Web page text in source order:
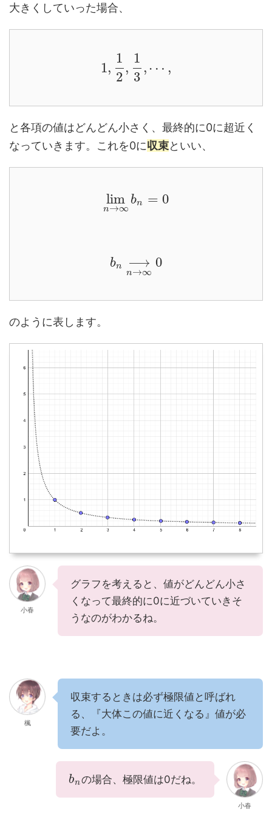
大きくしていった場合、
1,
1
2
,
1
3
,⋯ ,
と各項の値はどんどん小さく、最終的に0に超近く
なっていきます。これを0に収束といい、
lim
n→∞
bn = 0
bn ⟶
n→∞
0
のように表します。
小春
グラフを考えると、値がどんどん小さ
くなって最終的に0に近づいていきそ
うなのがわかるね。
楓
収束するときは必ず極限値と呼ばれ
る、『大体この値に近くなる』値が必
要だよ。
bnの場合、極限値は0だね。
小春